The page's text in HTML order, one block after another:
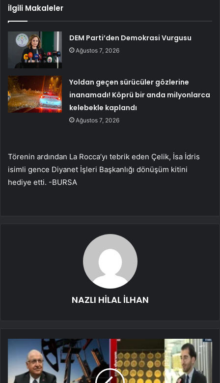
İlgili Makaleler
DEM Parti’den Demokrasi Vurgusu
Ağustos 7, 2026
Yoldan geçen sürücüler gözlerine
inanamadı! Köprü bir anda milyonlarca
kelebekle kaplandı
Ağustos 7, 2026
Törenin ardından La Rocca’yı tebrik eden Çelik, İsa İdris
isimli gence Diyanet İşleri Başkanlığı dönüşüm kitini
hediye etti. -BURSA
NAZLI HİLAL İLHAN